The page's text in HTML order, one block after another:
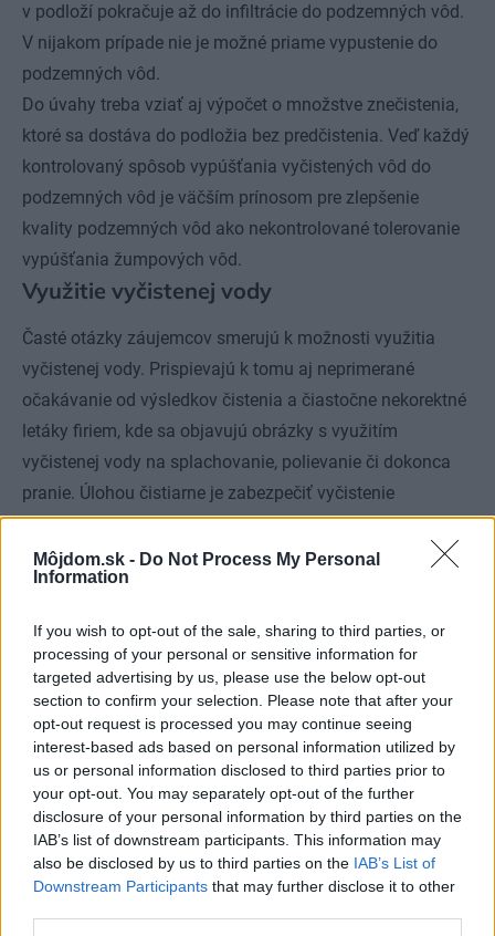
Môjdom.sk - Do Not Process My Personal
Information
If you wish to opt-out of the sale, sharing to third parties, or
processing of your personal or sensitive information for
targeted advertising by us, please use the below opt-out
section to confirm your selection. Please note that after your
opt-out request is processed you may continue seeing
interest-based ads based on personal information utilized by
us or personal information disclosed to third parties prior to
your opt-out. You may separately opt-out of the further
disclosure of your personal information by third parties on the
IAB’s list of downstream participants. This information may
also be disclosed by us to third parties on the IAB’s List of
Downstream Participants that may further disclose it to other
v podloží pokračuje až do infiltrácie do podzemných vôd.
V nijakom prípade nie je možné priame vypustenie do
podzemných vôd.
Do úvahy treba vziať aj výpočet o množstve znečistenia,
ktoré sa dostáva do podložia bez predčistenia. Veď každý
kontrolovaný spôsob vypúšťania vyčistených vôd do
podzemných vôd je väčším prínosom pre zlepšenie
kvality podzemných vôd ako nekontrolované tolerovanie
vypúšťania žumpových vôd.
Využitie vyčistenej vody
Časté otázky záujemcov smerujú k možnosti využitia
vyčistenej vody. Prispievajú k tomu aj neprimerané
očakávanie od výsledkov čistenia a čiastočne nekorektné
letáky firiem, kde sa objavujú obrázky s využitím
vyčistenej vody na splachovanie, polievanie či dokonca
pranie. Úlohou čistiarne je zabezpečiť vyčistenie
odpadovej vody tak, aby sa mohla vrátiť do prirodzeného
kolobehu v prírode, teda do recipienta, kde prebieha ďalšie
dočistenie. Všetky ďalšie nároky na využitie sú
čistenia je nesprávne. Každý má zrejme skúsenosť, čo sa
stane s pitnou vodou, ak ju necháte v pohári niekoľko dní.
A to hovoríme o pitnej vode, nie o vyčistenej odpadovej
vode so zvyškami organických i anorganických látok a
mikroorganizmov. V nárokoch na recirkuláciu si treba
zachovať triezve myslenie. Za úspech by sa malo
považovať dlhodobé a spoľahlivé vyčistenie odpadových
vôd s možnosťou ich vypustenia. Samostatnú kapitolu
tvoria prípady, kde je predpoklad využitia vôd na
polievanie. Zámerne nepoužívam termín zavlažovanie.